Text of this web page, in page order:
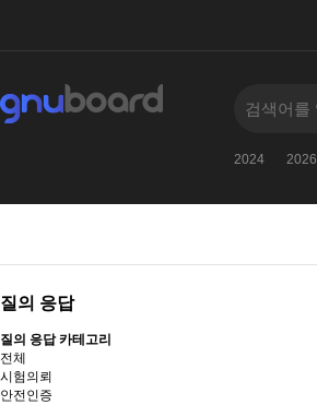
2024 2026
질의 응답
질의 응답 카테고리
전체
시험의뢰
안전인증